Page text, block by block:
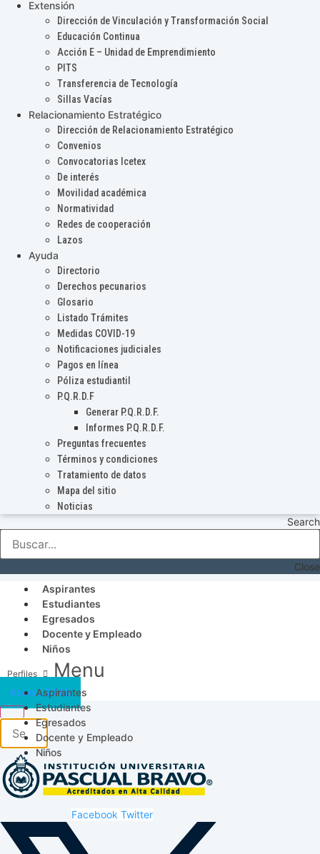
Extensión
Dirección de Vinculación y Transformación Social
Educación Continua
Acción E – Unidad de Emprendimiento
PITS
Transferencia de Tecnología
Sillas Vacías
Relacionamiento Estratégico
Dirección de Relacionamiento Estratégico
Convenios
Convocatorias Icetex
De interés
Movilidad académica
Normatividad
Redes de cooperación
Lazos
Ayuda
Directorio
Derechos pecunarios
Glosario
Listado Trámites
Medidas COVID-19
Notificaciones judiciales
Pagos en línea
Póliza estudiantil
P.Q.R.D.F
Generar P.Q.R.D.F.
Informes P.Q.R.D.F.
Preguntas frecuentes
Términos y condiciones
Tratamiento de datos
Mapa del sitio
Noticias
Search
Close
Aspirantes
Estudiantes
Egresados
Docente y Empleado
Niños
Menu
Aspirantes
Estudiantes
Egresados
Docente y Empleado
Niños
Acceso SICAU
Facebook Twitter